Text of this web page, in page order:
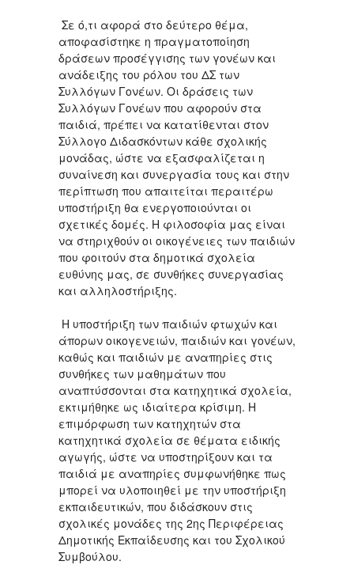
Σε ό,τι αφορά στο δεύτερο θέμα,
αποφασίστηκε η πραγματοποίηση
δράσεων προσέγγισης των γονέων και
ανάδειξης του ρόλου του ΔΣ των
Συλλόγων Γονέων. Οι δράσεις των
Συλλόγων Γονέων που αφορούν στα
παιδιά, πρέπει να κατατίθενται στον
Σύλλογο Διδασκόντων κάθε σχολικής
μονάδας, ώστε να εξασφαλίζεται η
συναίνεση και συνεργασία τους και στην
περίπτωση που απαιτείται περαιτέρω
υποστήριξη θα ενεργοποιούνται οι
σχετικές δομές. Η φιλοσοφία μας είναι
να στηριχθούν οι οικογένειες των παιδιών
που φοιτούν στα δημοτικά σχολεία
ευθύνης μας, σε συνθήκες συνεργασίας
και αλληλοστήριξης.
Η υποστήριξη των παιδιών φτωχών και
άπορων οικογενειών, παιδιών και γονέων,
καθώς και παιδιών με αναπηρίες στις
συνθήκες των μαθημάτων που
αναπτύσσονται στα κατηχητικά σχολεία,
εκτιμήθηκε ως ιδιαίτερα κρίσιμη. Η
επιμόρφωση των κατηχητών στα
κατηχητικά σχολεία σε θέματα ειδικής
αγωγής, ώστε να υποστηρίξουν και τα
παιδιά με αναπηρίες συμφωνήθηκε πως
μπορεί να υλοποιηθεί με την υποστήριξη
εκπαιδευτικών, που διδάσκουν στις
σχολικές μονάδες της 2ης Περιφέρειας
Δημοτικής Εκπαίδευσης και του Σχολικού
Συμβούλου.